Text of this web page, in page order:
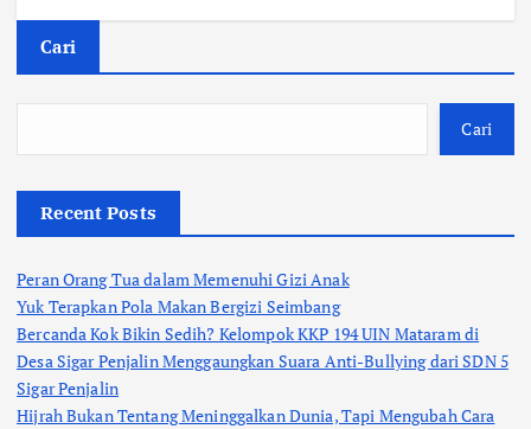
Cari
Cari
Recent Posts
Peran Orang Tua dalam Memenuhi Gizi Anak
Yuk Terapkan Pola Makan Bergizi Seimbang
Bercanda Kok Bikin Sedih? Kelompok KKP 194 UIN Mataram di
Desa Sigar Penjalin Menggaungkan Suara Anti-Bullying dari SDN 5
Sigar Penjalin
Hijrah Bukan Tentang Meninggalkan Dunia, Tapi Mengubah Cara